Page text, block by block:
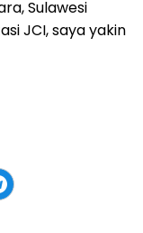
Sulawesi
JCI, saya yakin